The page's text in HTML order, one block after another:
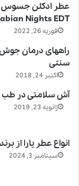
Nights EDT
فوریه 26, 2022
راههای درمان
سنتی
اکتبر 24, 2018
آش سلامتی در
ژانویه 23, 2019
انواع عطر یارا از
سپتامبر 3, 2024